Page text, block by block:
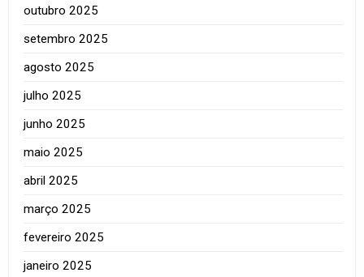
outubro 2025
setembro 2025
agosto 2025
julho 2025
junho 2025
maio 2025
abril 2025
março 2025
fevereiro 2025
janeiro 2025